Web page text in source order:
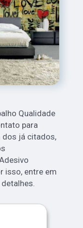
Qualidade
para
dos já citados,
isso, entre em